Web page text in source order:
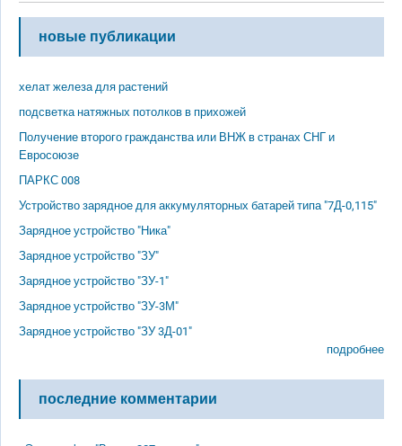
новые публикации
хелат железа для растений
подсветка натяжных потолков в прихожей
Получение второго гражданства или ВНЖ в странах СНГ и
Евросоюзе
ПАРКС 008
Устройство зарядное для аккумуляторных батарей типа "7Д-0,115"
Зарядное устройство "Ника"
Зарядное устройство "ЗУ"
Зарядное устройство "ЗУ-1"
Зарядное устройство "ЗУ-3М"
Зарядное устройство "ЗУ 3Д-01"
подробнее
последние комментарии